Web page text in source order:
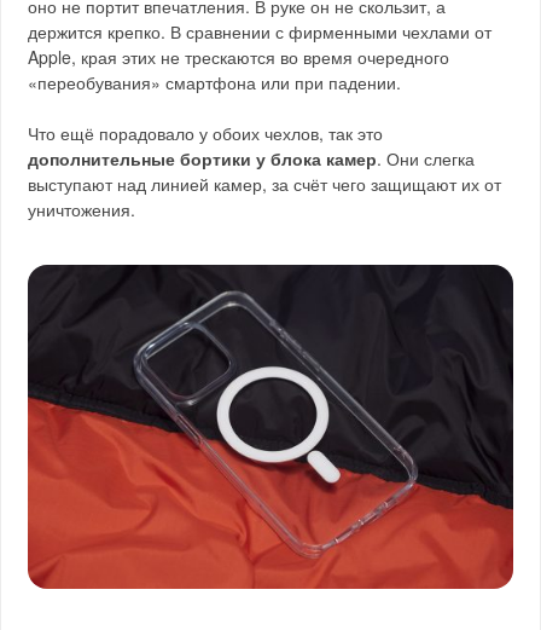
оно не портит впечатления. В руке он не скользит, а
держится крепко. В сравнении с фирменными чехлами от
Apple, края этих не трескаются во время очередного
«переобувания» смартфона или при падении.
Что ещё порадовало у обоих чехлов, так это
дополнительные бортики у блока камер. Они слегка
выступают над линией камер, за счёт чего защищают их от
уничтожения.